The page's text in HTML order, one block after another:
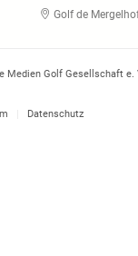
Golf de
Medien Golf Gesellschaft e.
Datenschutz